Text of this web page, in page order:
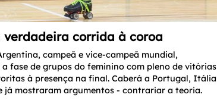
verdadeira corrida à coroa
campeã e vice-campeã mundial,
fase de grupos do feminino com pleno de vitórias
à presença na final. Caberá a Portugal, Itália
já mostraram argumentos - contrariar a teoria.